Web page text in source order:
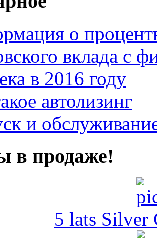
о
вклада с
в 2016 году
автолизинг
и
в продаже!
5 lats Silver